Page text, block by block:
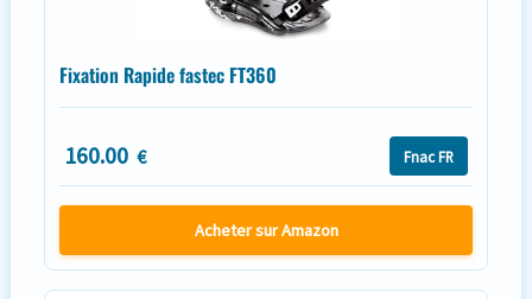
Fixation Rapide fastec FT360
160.00 € Fnac FR
Acheter sur Amazon